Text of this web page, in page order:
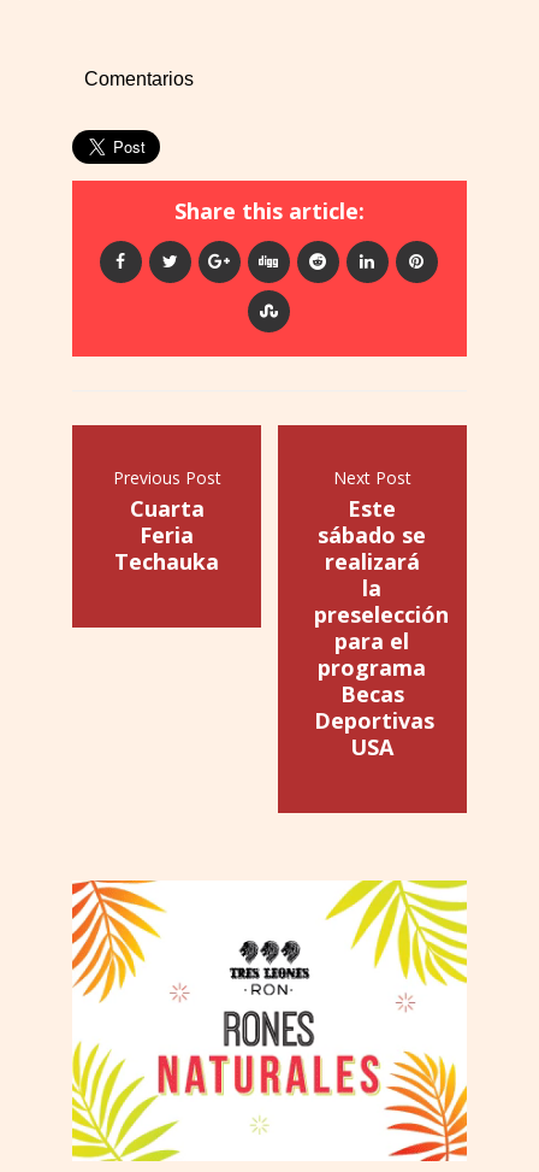
Comentarios
Share this article:
Previous Post
Cuarta
Feria
Techauka
Next Post
Este
sábado se
realizará
la
preselección
para el
programa
Becas
Deportivas
USA